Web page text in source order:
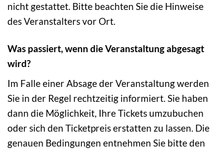
nicht gestattet. Bitte beachten Sie die Hinweise
des Veranstalters vor Ort.
Was passiert, wenn die Veranstaltung abgesagt
wird?
Im Falle einer Absage der Veranstaltung werden
Sie in der Regel rechtzeitig informiert. Sie haben
dann die Möglichkeit, Ihre Tickets umzubuchen
oder sich den Ticketpreis erstatten zu lassen. Die
genauen Bedingungen entnehmen Sie bitte den